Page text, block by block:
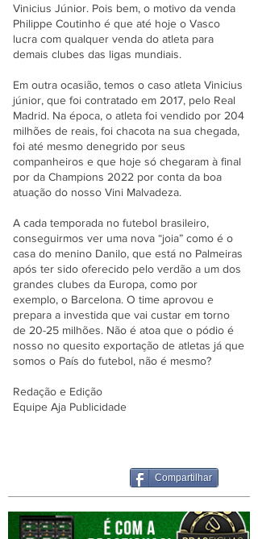
Vinicius Júnior. Pois bem, o motivo da venda
Philippe Coutinho é que até hoje o Vasco
lucra com qualquer venda do atleta para
demais clubes das ligas mundiais.
Em outra ocasião, temos o caso atleta Vinicius
júnior, que foi contratado em 2017, pelo Real
Madrid. Na época, o atleta foi vendido por 204
milhões de reais, foi chacota na sua chegada,
foi até mesmo denegrido por seus
companheiros e que hoje só chegaram à final
por da Champions 2022 por conta da boa
atuação do nosso Vini Malvadeza.
A cada temporada no futebol brasileiro,
conseguirmos ver uma nova “joia” como é o
casa do menino Danilo, que está no Palmeiras
após ter sido oferecido pelo verdão a um dos
grandes clubes da Europa, como por
exemplo, o Barcelona. O time aprovou e
prepara a investida que vai custar em torno
de 20-25 milhões. Não é atoa que o pódio é
nosso no quesito exportação de atletas já que
somos o País do futebol, não é mesmo?
Redação e Edição
Equipe Aja Publicidade
Compartilhar